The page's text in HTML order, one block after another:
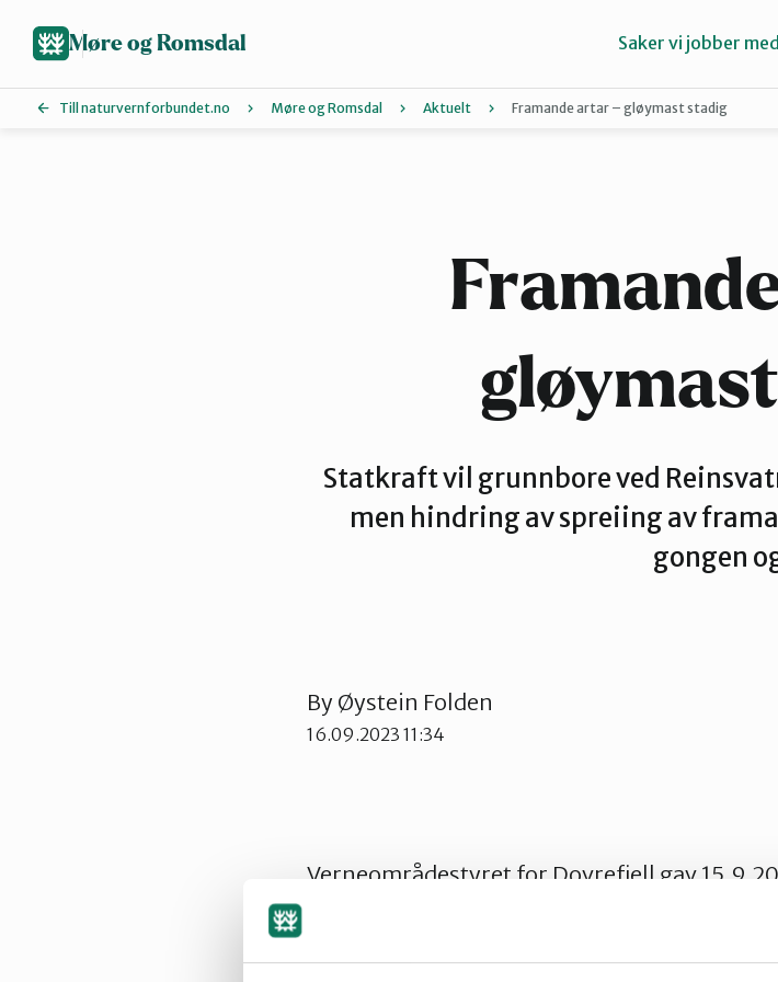
hovedinnhold
Møre og Romsdal Saker vi jobber med
Till naturvernforbundet.no Møre og Romsdal Aktuelt Framande artar – gløymast stadig
Statkraft vil grunnbore ved
men hindring av spreiing av
gongen
By Øystein Folden
16.09.2023 11:34
Verneområdestyret for Dovrefjell gav
ved Reinsvatnet. Dammen skal forsterkast